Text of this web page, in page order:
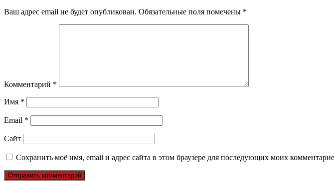
Ваш адрес email не будет опубликован. Обязательные поля помечены *
Комментарий *
Имя *
Email *
Сайт
Сохранить моё имя, email и адрес сайта в этом браузере для последующих моих